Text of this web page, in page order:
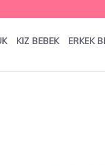
KIZ BEBEK ERKEK